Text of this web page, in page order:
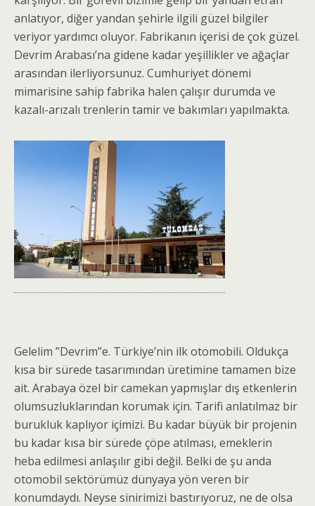
anlatıyor, diğer yandan şehirle ilgili güzel bilgiler
veriyor yardımcı oluyor. Fabrikanın içerisi de çok güzel.
Devrim Arabası’na gidene kadar yeşillikler ve ağaçlar
arasından ilerliyorsunuz. Cumhuriyet dönemi
mimarisine sahip fabrika halen çalışır durumda ve
kazalı-arızalı trenlerin tamir ve bakımları yapılmakta.
Gelelim ”Devrim”e. Türkiye’nin ilk otomobili. Oldukça
kısa bir sürede tasarımından üretimine tamamen bize
ait. Arabaya özel bir camekan yapmışlar dış etkenlerin
olumsuzluklarından korumak için. Tarifi anlatılmaz bir
burukluk kaplıyor içimizi. Bu kadar büyük bir projenin
bu kadar kısa bir sürede çöpe atılması, emeklerin
heba edilmesi anlaşılır gibi değil. Belki de şu anda
otomobil sektörümüz dünyaya yön veren bir
konumdaydı. Neyse sinirimizi bastırıyoruz, ne de olsa